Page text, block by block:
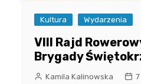
Kultura Wydarzenia
VIII Rajd
Brygady
Kamila Kalinowska